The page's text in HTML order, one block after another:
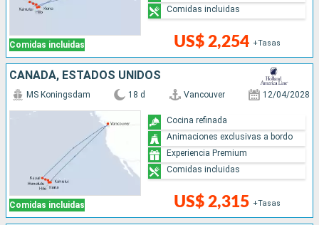
Comidas incluidas US$ 2,254 +Tasas
Comidas incluidas
CANADÁ, ESTADOS UNIDOS
Comidas incluidas
MS Koningsdam 18 d Vancouver 12/04/2028
US$ 2,315 +Tasas
Cocina refinada
Animaciones exclusivas a bordo
Experiencia Premium
Comidas incluidas